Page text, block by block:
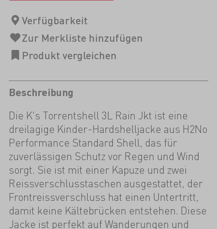
Beschreibung
Die K's Torrentshell 3L Rain Jkt ist eine
dreilagige Kinder-Hardshelljacke aus H2No
Performance Standard Shell, das für
zuverlässigen Schutz vor Regen und Wind
sorgt. Sie ist mit einer Kapuze und zwei
Reissverschlusstaschen ausgestattet, der
Frontreissverschluss hat einen Untertritt,
damit keine Kältebrücken entstehen. Diese
Jacke ist perfekt auf Wanderungen und